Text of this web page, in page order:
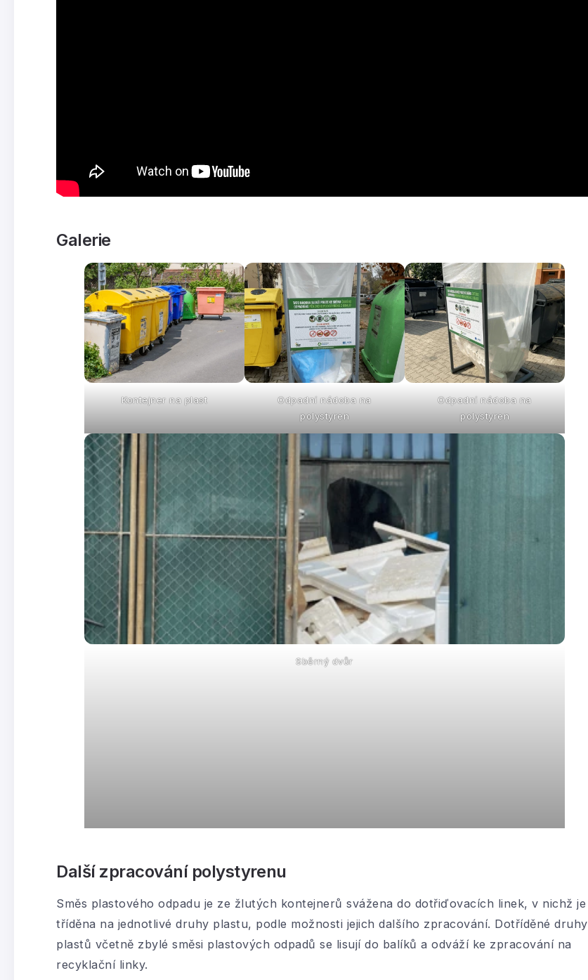
Galerie
Kontejner na plast
Odpadní nádoba na
polystyren
Odpadní nádoba na
polystyren
Sběrný dvůr
Další zpracování polystyrenu
Směs plastového odpadu je ze žlutých kontejnerů svážena do dotřiďovacích linek, v nichž je
tříděna na jednotlivé druhy plastu, podle možnosti jejich dalšího zpracování. Dotříděné druhy
plastů včetně zbylé směsi plastových odpadů se lisují do balíků a odváží ke zpracování na
recyklační linky.